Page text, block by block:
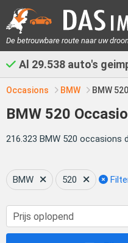
De betrouwbare route naar uw
Al 29.538 auto's
Occasions BMW BMW 520
BMW 520
216.323 BMW 520 occasions
BMW 520